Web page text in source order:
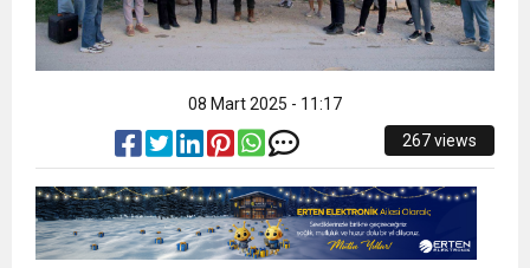
GÖNÜLLERE DOKUNAN ZİYARET
08 Mart 2025 - 11:17
267 views